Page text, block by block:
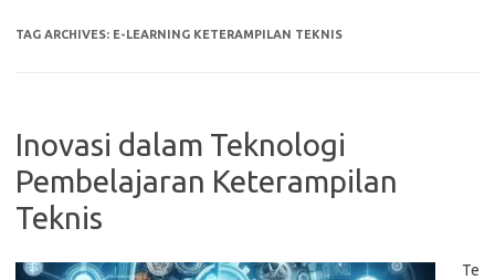
TAG ARCHIVES: E-LEARNING KETERAMPILAN TEKNIS
Inovasi dalam Teknologi
Pembelajaran Keterampilan
Teknis
Te